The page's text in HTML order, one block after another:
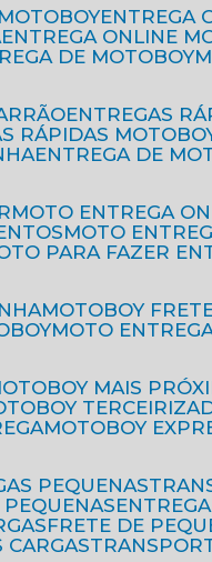
ENTREGA
ENTREGA ONLINE
DE MOTOBOY
ENTREGAS
RÁPIDAS
ENTREGA DE
MOTO ENTREGA
MOTO
PARA FAZER
MOTOBOY
MOTO
MOTOBOY MAIS
MOTOBOY
PEQUENAS
PEQUENAS
FRETE DE
CARGAS